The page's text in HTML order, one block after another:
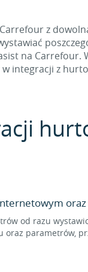
z
na Carrefour.
integracji z
oraz
od razu
parametrów,